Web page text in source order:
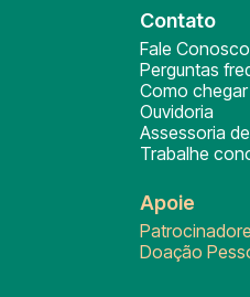
Contato
Fale Conosco
Perguntas
Como chegar
Ouvidoria
Assessoria
Trabalhe
Apoie
Doação